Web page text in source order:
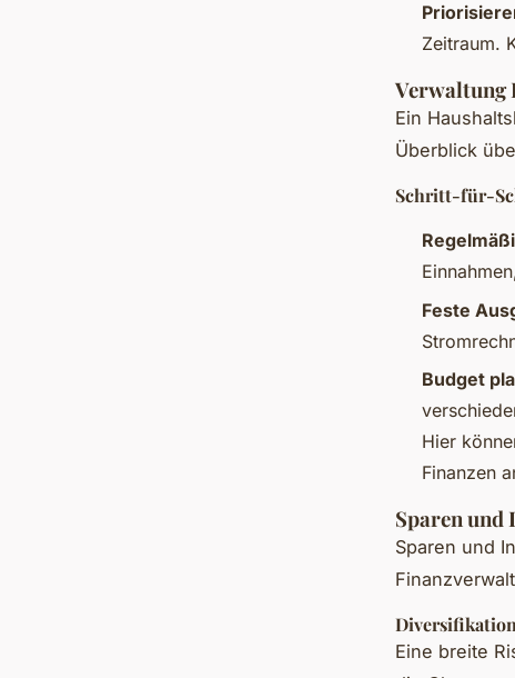
Zeitraum.
Verwaltung
Ein
Überblick
Schritt-für-
Feste
Budget
Hier
Finanzen
Sparen und
Sparen und
Eine breite